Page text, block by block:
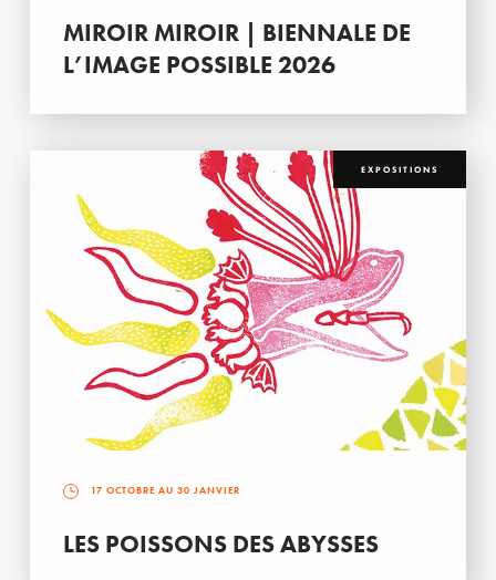
MIROIR MIROIR | BIENNALE DE
L’IMAGE POSSIBLE 2026
EXPOSITIONS
17 OCTOBRE AU 30 JANVIER
LES POISSONS DES ABYSSES